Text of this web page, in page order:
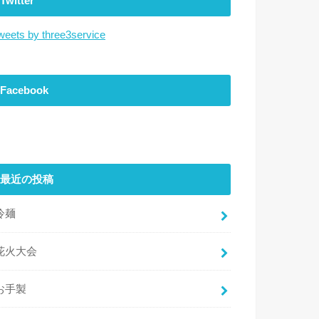
by three3service
Facebook
最近の投稿
麺
火大会
手製